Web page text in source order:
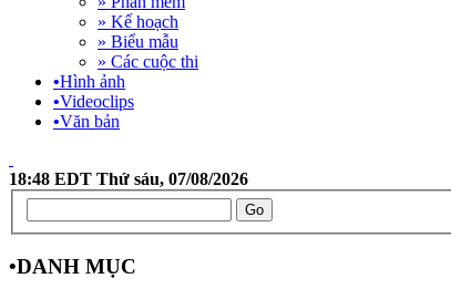
» Kế hoạch
» Biểu mẫu
» Các cuộc thi
•Hình ảnh
•Videoclips
•Văn bản
18:48 EDT Thứ sáu, 07/08/2026
•DANH MỤC